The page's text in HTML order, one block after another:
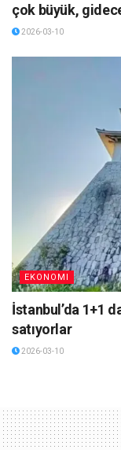
çok büyük,
2026-03-10
EKONOMI
İstanbul’da 1+1
satıyorlar
2026-03-10